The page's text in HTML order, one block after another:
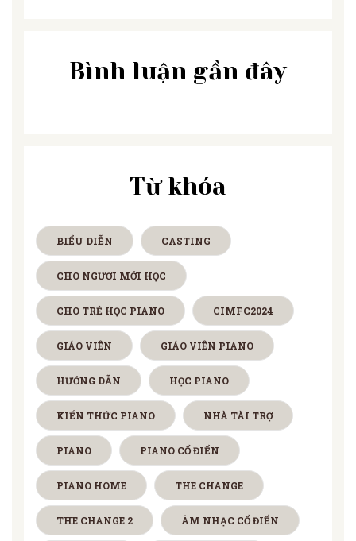
Bình luận gần đây
Từ khóa
BIỂU DIỄN CASTING
CHO NGƯƠI MỚI HỌC
CHO TRẺ HỌC PIANO CIMFC2024
GIÁO VIÊN GIÁO VIÊN PIANO
HƯỚNG DẪN HỌC PIANO
KIẾN THỨC PIANO NHÀ TÀI TRỢ
PIANO PIANO CỔ ĐIỂN
PIANO HOME THE CHANGE
THE CHANGE 2 ÂM NHẠC CỔ ĐIỂN